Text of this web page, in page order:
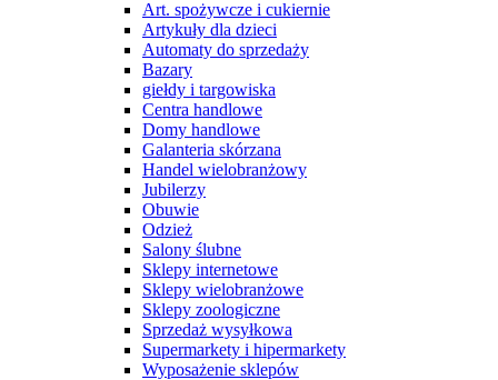
Art. spożywcze i cukiernie
Artykuły dla dzieci
Automaty do sprzedaży
Bazary
giełdy i targowiska
Centra handlowe
Domy handlowe
Galanteria skórzana
Handel wielobranżowy
Jubilerzy
Obuwie
Odzież
Salony ślubne
Sklepy internetowe
Sklepy wielobranżowe
Sklepy zoologiczne
Sprzedaż wysyłkowa
Supermarkety i hipermarkety
Wyposażenie sklepów